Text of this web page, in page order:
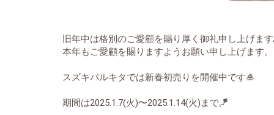
旧年中は格別のご愛顧を賜り厚く御礼申し上げま
本年もご愛顧を賜りますようお願い申し上げます。
スズキパルキタでは新春初売りを開催中です🎍
期間は2025.1.7(火)〜2025.1.14(火)まで🪁